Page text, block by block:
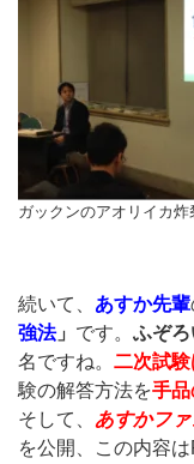
ガックンのアオリイカ炸
続いて、 あすか先輩
強法」 です。 ふぞろ
名ですね。 二次試
験の解答方法を手
そして、 あすかフ
を公開、この内容